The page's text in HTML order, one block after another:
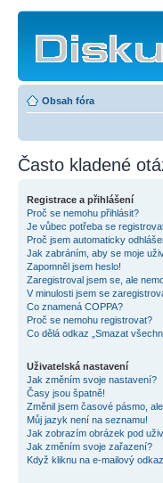
Obsah fóra
Často kladené
Registrace a přihlášení
Proč se nemohu přihlásit?
Je vůbec potřeba se
Proč jsem automaticky
Jak zabráním, aby se moje
Zapomněl jsem heslo!
Zaregistroval jsem se, ale
V minulosti jsem se
Co znamená COPPA?
Proč se nemohu registrovat?
Co dělá odkaz „Smazat
Uživatelská nastavení
Jak změním svoje nastavení?
Časy jsou špatně!
Změnil jsem časové pásmo,
Můj jazyk není na seznamu!
Jak zobrazím obrázek pod
Jak změním svoje zařazení?
Když kliknu na e-mailový